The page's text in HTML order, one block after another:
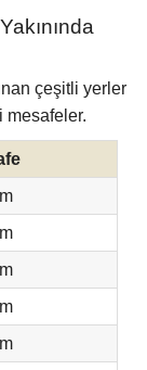
çeşitli yerler
mesafeler.